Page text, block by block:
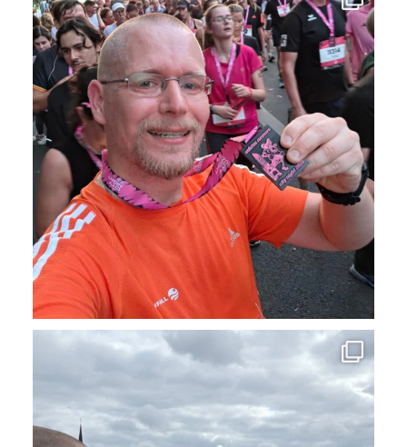
35 1
Nach der Arbeit ein Ausflug in die Stadt - gehört...